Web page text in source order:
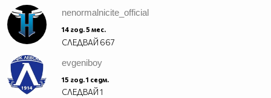
nenormalnicite_official
14 год. 5 мес.
СЛЕДВАЙ 667
evgeniboy
15 год. 1 седм.
СЛЕДВАЙ1